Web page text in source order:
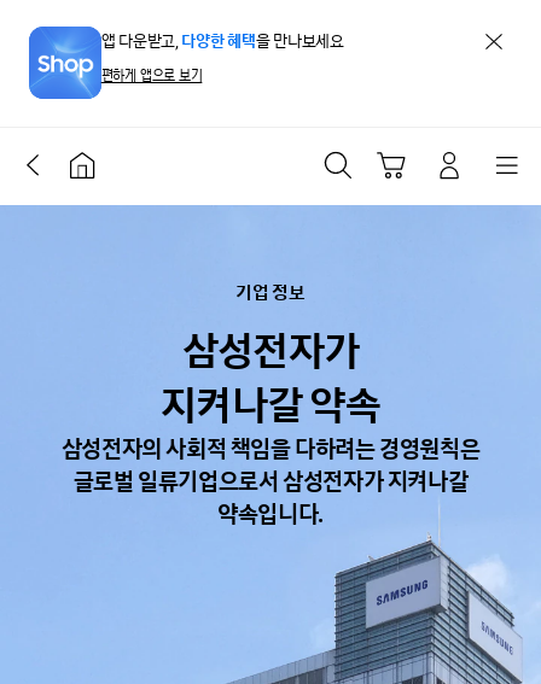
앱 다운받고,다양한 혜택을 만나보세요
편하게 앱으로 보기
앱설치
뒤로가기홈으로 가기 검색버튼장바구니 버튼로그인 메뉴
메뉴
기업 정보
삼성전자가
지켜나갈 약속
삼성전자의 사회적 책임을 다하려는 경영원칙은
글로벌 일류기업으로서 삼성전자가 지켜나갈
약속입니다.